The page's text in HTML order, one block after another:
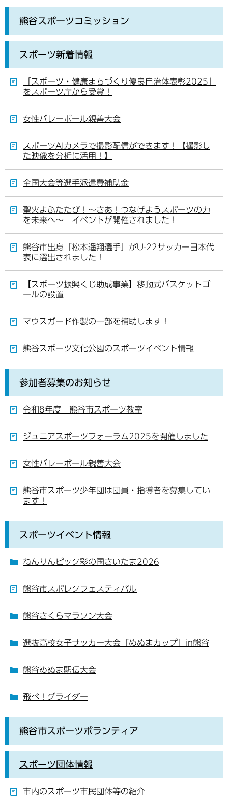
熊谷スポーツコミッション
スポーツ新着情報
「スポーツ・健康まちづくり優良自治体表彰2025」
をスポーツ庁から受賞！
女性バレーボール親善大会
スポーツAIカメラで撮影配信ができます！【撮影し
た映像を分析に活用！】
全国大会等選手派遣費補助金
聖火よふたたび！～さあ！つなげようスポーツの力
を未来へ～ イベントが開催されました！
熊谷市出身「松本遥翔選手」がU-22サッカー日本代
表に選出されました！
【スポーツ振興くじ助成事業】移動式バスケットゴ
ールの設置
マウスガード作製の一部を補助します！
熊谷スポーツ文化公園のスポーツイベント情報
参加者募集のお知らせ
令和8年度 熊谷市スポーツ教室
ジュニアスポーツフォーラム2025を開催しました
女性バレーボール親善大会
熊谷市スポーツ少年団は団員・指導者を募集してい
ます！
スポーツイベント情報
ねんりんピック彩の国さいたま2026
熊谷市スポレクフェスティバル
熊谷さくらマラソン大会
選抜高校女子サッカー大会「めぬまカップ」in熊谷
熊谷めぬま駅伝大会
飛べ！グライダー
熊谷市スポーツボランティア
スポーツ団体情報
市内のスポーツ市民団体等の紹介